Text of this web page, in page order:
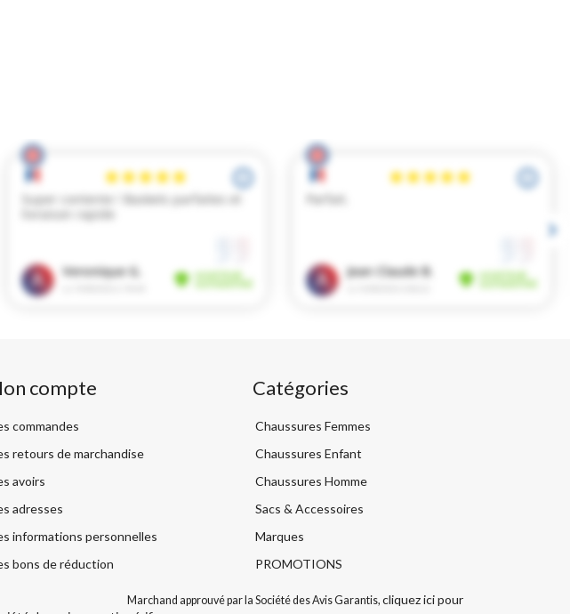
compte
commandes
retours de marchandise
avoirs
adresses
informations personnelles
bons de réduction
Catégories
Chaussures Femmes
Chaussures Enfant
Chaussures Homme
Sacs & Accessoires
Marques
PROMOTIONS
Marchand approuvé par la Société des Avis Garantis, cliquez ici pour